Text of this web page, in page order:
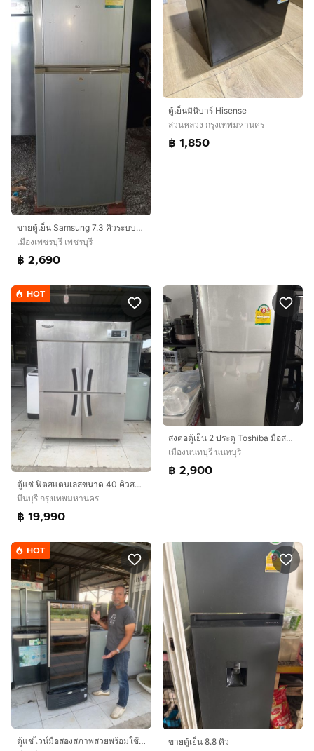
ขายตู้เย็น Samsung 7.3 คิวระบบละลายน้ำแข็งอัตโนมัติ พร้อมของแถมพัดลม Hatari ตัวใหญ่ๆ 2 ตัว ของใช้งานได้ปกติดีทั้งหมด
เมืองเพชรบุรี เพชรบุรี
฿ 2,690
ตู้เย็นมินิบาร์ Hisense
สวนหลวง กรุงเทพมหานคร
฿ 1,850
HOT
ตู้แช่ ฟิตสแตนเลสขนาด 40 คิวสภาพดีพร้อมใช้งาน 19,990 บาทสนใจโทรติดต่อสอบถามได้เลยค่ะ 0991461547 ค่ะ
มีนบุรี กรุงเทพมหานคร
฿ 19,990
ส่งต่อตู้เย็น 2 ประตู Toshiba มือสอง สภาพดี พร้อมใช้งาน
เมืองนนทบุรี นนทบุรี
฿ 2,900
HOT
ตู้แช่ไวน์มือสองสภาพสวยพร้อมใช้งานขนาดแปดคิวค่ะ 5990 บาท
ขายตู้เย็น 8.8 คิว